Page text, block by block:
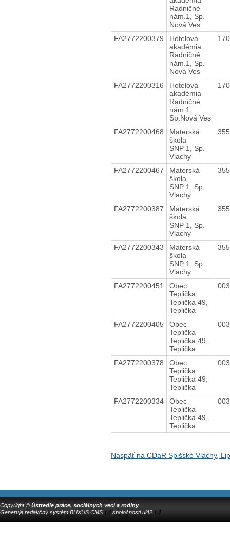
Radničné
nám.1, Sp.
Nová Ves
FA2772200379
Hotelová
akadémia
Radničné
nám.1, Sp.
Nová Ves
FA2772200316
Hotelová
akadémia
Radničné
nám.1,
Sp.Nová Ves
FA2772200468
Materská
škola
SNP 1, Sp.
Vlachy
FA2772200467
Materská
škola
SNP 1, Sp.
Vlachy
FA2772200387
Materská
škola
SNP 1, Sp.
Vlachy
FA2772200343
Materská
škola
SNP 1, Sp.
Vlachy
FA2772200451
Obec
Teplička
Teplička 49,
Teplička
FA2772200405
Obec
Teplička
Teplička 49,
Teplička
FA2772200378
Obec
Teplička
Teplička 49,
Teplička
FA2772200334
Obec
Teplička
Teplička 49,
Teplička
Naspäť na CDaR Spišské Vlachy,
Copyright © Ústredie práce, sociálnych vecí a rodiny
Generuje redakčný systém BUXUS CMS spoločnostiui42